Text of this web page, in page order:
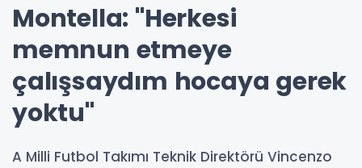
Montella: "Herkesi
memnun etmeye
çalışsaydım hocaya gerek
yoktu"
A Milli Futbol Takımı Teknik Direktörü Vincenzo